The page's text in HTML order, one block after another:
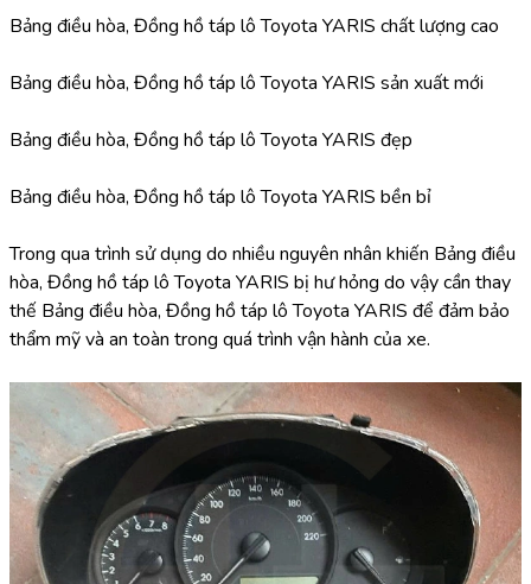
Bảng điều hòa, Đồng hồ táp lô Toyota YARIS chất lượng cao
Bảng điều hòa, Đồng hồ táp lô Toyota YARIS sản xuất mới
Bảng điều hòa, Đồng hồ táp lô Toyota YARIS đẹp
Bảng điều hòa, Đồng hồ táp lô Toyota YARIS bền bỉ
Trong qua trình sử dụng do nhiều nguyên nhân khiến Bảng điều
hòa, Đồng hồ táp lô Toyota YARIS bị hư hỏng do vậy cần thay
thế Bảng điều hòa, Đồng hồ táp lô Toyota YARIS để đảm bảo
thẩm mỹ và an toàn trong quá trình vận hành của xe.